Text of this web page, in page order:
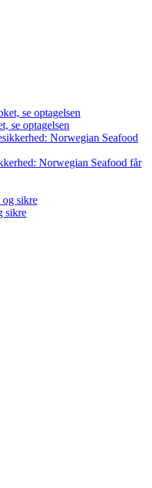
se optagelsen
Norwegian Seafood får
sikre